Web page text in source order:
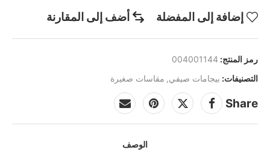
إضافة إلى المفضلة أضف إلى المقارنة
رمز المنتج: 004001144
التصنيفات: بيجامات صيفي, مقاسات صغيرة
Share
الوصف